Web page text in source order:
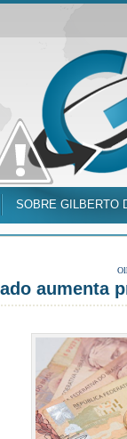
SOBRE GILBERTO
aumenta